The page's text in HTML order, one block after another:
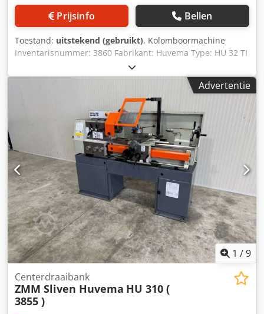
veiligheidsschakelaars voor bladspanning en beschermkap
• Uiteinde-afschakeling • Noodstop • CE-conform Siegfried
44143 Dortmund-Wambel / Duitsland
Prijsinfo Bellen
Toestand: uitstekend (gebruikt), Kolomboormachine
Inventarisnummer: 3860 Fabrikant: Huvema Type: HU 32 TI
* Boorcapaciteit in staal 32 mm * Draad snijden *
Spindelopname MK 4 * Overhang 350 mm * Boorweg 180
mm * Tafel: 560 x 560 mm * Zuildiameter 150 mm *
Toerental 65 - 2600 tpm * Automatische voorloop Djdpfezl
T T Esx Aiiskr * Draadsnijinrichting M 20 *
Koelmiddelinrichting * Machineverlichting *
Gereedschapsuitwerper * Beschermkap * Totaal
vermogensbehoefte 1,5 kW * Machinewicht ca. 460 kg. * In
zeer goede staat!!
Advertentie
1 /9
Centerdraaibank
ZMM Sliven Huvema HU 310 (
3855 )